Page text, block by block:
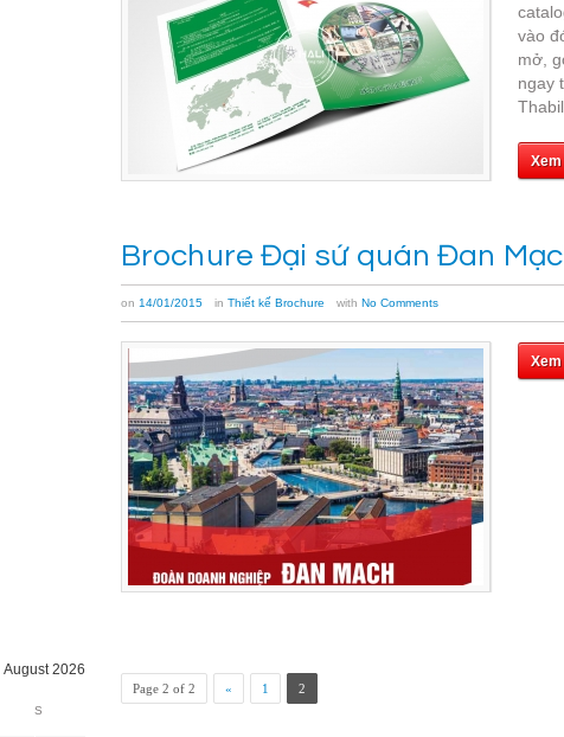
vào
mở,
ngay
Brochure Đại sứ quán Đan
on 14/01/2015 in Thiết kế Brochure with No Comments
Page 2 of 2 « 1 2
August 2026
S